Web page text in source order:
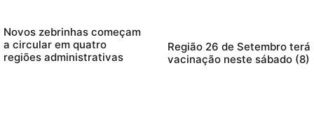
Novos zebrinhas começam
a circular em quatro
regiões administrativas
Região 26 de Setembro terá
vacinação neste sábado (8)